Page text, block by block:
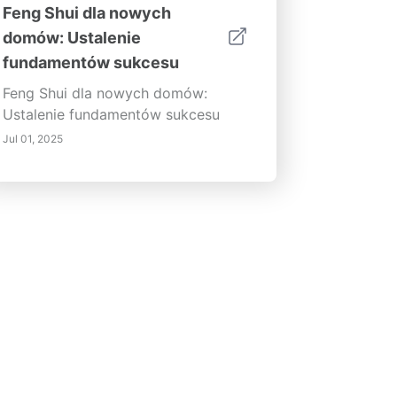
Feng Shui dla nowych
domów: Ustalenie
fundamentów sukcesu
Feng Shui dla nowych domów:
Ustalenie fundamentów sukcesu
Jul 01, 2025